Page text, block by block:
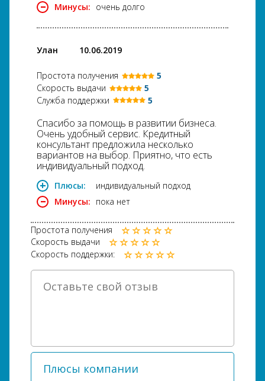
Минусы: очень долго
Улан 10.06.2019
Простота получения
5
Скорость выдачи
5
Служба поддержки
5
Спасибо за помощь в развитии бизнеса.
Очень удобный сервис. Кредитный
консультант предложила несколько
вариантов на выбор. Приятно, что есть
индивидуальный подход.
Плюсы:
индивидуальный подход
Минусы: пока нет
Простота получения
Скорость выдачи
Скорость поддержки: